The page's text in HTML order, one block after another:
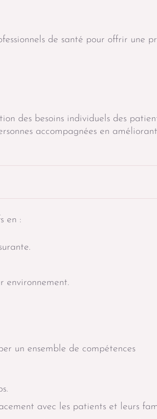
de santé pour offrir une
des besoins individuels des
accompagnées en
en :
environnement.
un ensemble de compétences
avec les patients et leurs